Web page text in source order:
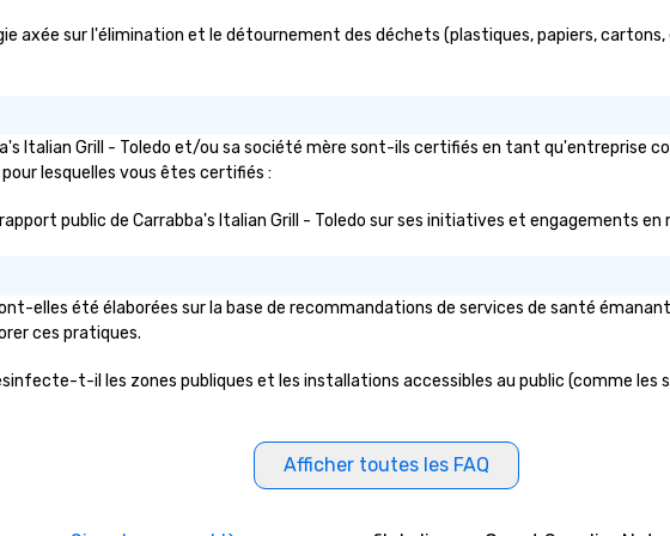
axée sur l'élimination et le détournement des déchets (plastiques, papiers,
Italian Grill - Toledo et/ou sa société mère sont-ils certifiés en tant qu'entreprise
lesquelles vous êtes certifiés :
public de Carrabba's Italian Grill - Toledo sur ses initiatives et engagements
elles été élaborées sur la base de recommandations de services de santé
ces pratiques.
t-il les zones publiques et les installations accessibles au public (comme les
Afficher toutes les FAQ